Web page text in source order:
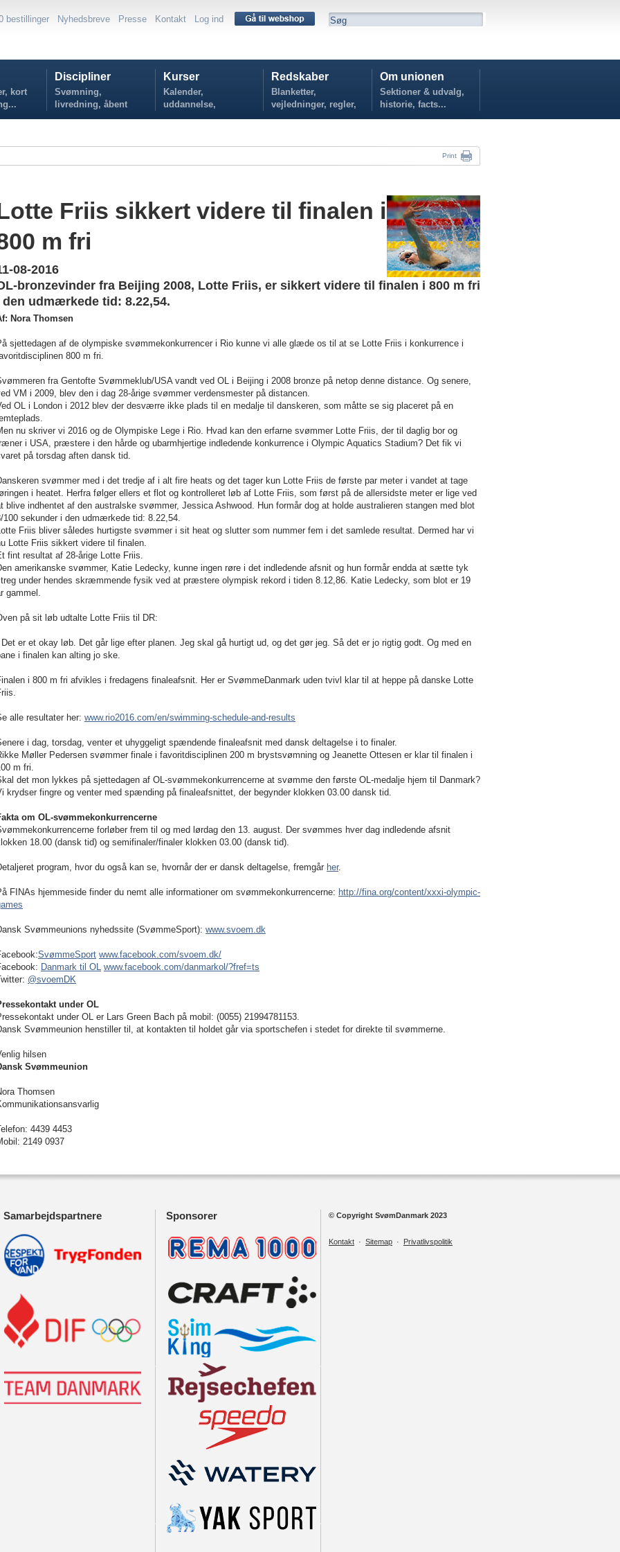
bestillinger Nyhedsbreve Presse Kontakt Log ind
kort
Discipliner
Svømning,
livredning, åbent
vand...
Kurser
Kalender,
uddannelse,
tilmelding...
Redskaber
Blanketter,
vejledninger, regler,
politikker...
Om unionen
Sektioner & udvalg,
historie, facts...
Print
Friis sikkert videre til finalen i
m fri
08-2016
bronzevinder fra Beijing 2008, Lotte Friis, er sikkert videre til finalen i 800 m fri
den udmærkede tid: 8.22,54.
Nora Thomsen
sjettedagen af de olympiske svømmekonkurrencer i Rio kunne vi alle glæde os til at se Lotte Friis i konkurrence i
800 m fri.
fra Gentofte Svømmeklub/USA vandt ved OL i Beijing i 2008 bronze på netop denne distance. Og senere,
VM i 2009, blev den i dag 28-årige svømmer verdensmester på distancen.
OL i London i 2012 blev der desværre ikke plads til en medalje til danskeren, som måtte se sig placeret på en
nu skriver vi 2016 og de Olympiske Lege i Rio. Hvad kan den erfarne svømmer Lotte Friis, der til daglig bor og
i USA, præstere i den hårde og ubarmhjertige indledende konkurrence i Olympic Aquatics Stadium? Det fik vi
på torsdag aften dansk tid.
svømmer med i det tredje af i alt fire heats og det tager kun Lotte Friis de første par meter i vandet at tage
i heatet. Herfra følger ellers et flot og kontrolleret løb af Lotte Friis, som først på de allersidste meter er lige ved
blive indhentet af den australske svømmer, Jessica Ashwood. Hun formår dog at holde australieren stangen med blot
100 sekunder i den udmærkede tid: 8.22,54.
Friis bliver således hurtigste svømmer i sit heat og slutter som nummer fem i det samlede resultat. Dermed har vi
Lotte Friis sikkert videre til finalen.
fint resultat af 28-årige Lotte Friis.
amerikanske svømmer, Katie Ledecky, kunne ingen røre i det indledende afsnit og hun formår endda at sætte tyk
under hendes skræmmende fysik ved at præstere olympisk rekord i tiden 8.12,86. Katie Ledecky, som blot er 19
gammel.
på sit løb udtalte Lotte Friis til DR:
er et okay løb. Det går lige efter planen. Jeg skal gå hurtigt ud, og det gør jeg. Så det er jo rigtig godt. Og med en
i finalen kan alting jo ske.
i 800 m fri afvikles i fredagens finaleafsnit. Her er SvømmeDanmark uden tvivl klar til at heppe på danske Lotte
alle resultater her: www.rio2016.com/en/swimming-schedule-and-results
i dag, torsdag, venter et uhyggeligt spændende finaleafsnit med dansk deltagelse i to finaler.
Møller Pedersen svømmer finale i favoritdisciplinen 200 m brystsvømning og Jeanette Ottesen er klar til finalen i
m fri.
det mon lykkes på sjettedagen af OL-svømmekonkurrencerne at svømme den første OL-medalje hjem til Danmark?
krydser fingre og venter med spænding på finaleafsnittet, der begynder klokken 03.00 dansk tid.
om OL-svømmekonkurrencerne
forløber frem til og med lørdag den 13. august. Der svømmes hver dag indledende afsnit
18.00 (dansk tid) og semifinaler/finaler klokken 03.00 (dansk tid).
program, hvor du også kan se, hvornår der er dansk deltagelse, fremgår her.
FINAs hjemmeside finder du nemt alle informationer om svømmekonkurrencerne: http://fina.org/content/xxxi-olympic-
Svømmeunions nyhedssite (SvømmeSport): www.svoem.dk
SvømmeSport www.facebook.com/svoem.dk/
Danmark til OL www.facebook.com/danmarkol/?fref=ts
@svoemDK
under OL
under OL er Lars Green Bach på mobil: (0055) 21994781153.
Svømmeunion henstiller til, at kontakten til holdet går via sportschefen i stedet for direkte til svømmerne.
hilsen
Svømmeunion
Thomsen
4439 4453
2149 0937
Samarbejdspartnere Sponsorer © Copyright SvømDanmark 2023
Kontakt · Sitemap · Privatlivspolitik